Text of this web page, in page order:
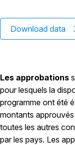
Download data
Les approbations
pour lesquels la
programme ont été
montants
toutes les autres
par les pays. Les